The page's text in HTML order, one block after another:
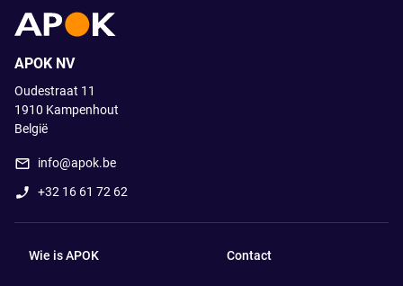
APOK NV
Oudestraat 11
1910 Kampenhout
België
info@apok.be
+32 16 61 72 62
Wie is APOK Contact